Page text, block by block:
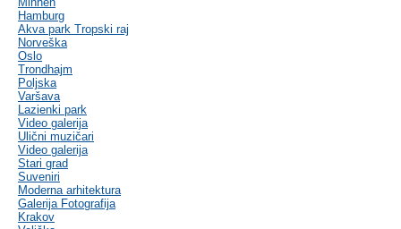
Hamburg
Akva park Tropski raj
Norveška
Oslo
Trondhajm
Poljska
Varšava
Lazienki park
Video galerija
Ulični muzičari
Video galerija
Stari grad
Suveniri
Moderna arhitektura
Galerija Fotografija
Krakov